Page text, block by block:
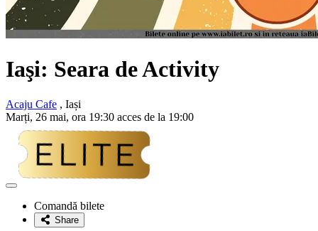
Iaşi: Seara de Activity
Acaju Cafe , Iași
Marți, 26 mai, ora 19:30 acces de la 19:00
Adaugă
favoriteComandă bilete
Share